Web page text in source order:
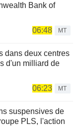
Bank of
06:48
MT
dans deux centres
d'un milliard de
06:23
MT
suspensives de
PLS, l'action